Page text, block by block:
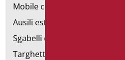
Mobile con poltrona
Ausili estraibili
Sgabelli doccia
Targhette bagno